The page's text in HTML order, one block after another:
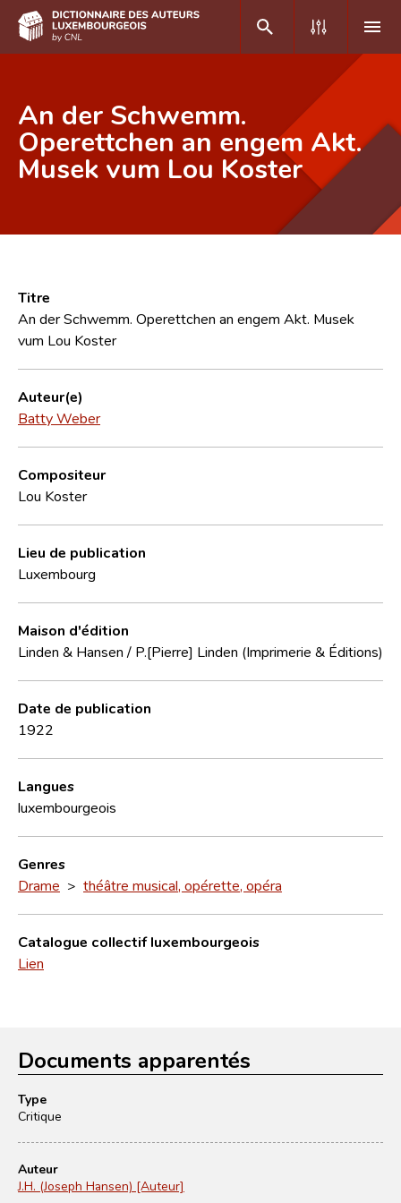
DE FR
Accueil
Recherche avancée
CNL
Équipe scientifique
An der Schwemm.
Operettchen an engem Akt.
Musek vum Lou Koster
Titre
An der Schwemm. Operettchen an engem Akt. Musek
vum Lou Koster
Auteur(e)
Batty Weber
Compositeur
Lou Koster
Lieu de publication
Luxembourg
Maison d'édition
Linden & Hansen / P.[Pierre] Linden (Imprimerie & Éditions)
Date de publication
1922
Langues
luxembourgeois
Genres
Drame > théâtre musical, opérette, opéra
Catalogue collectif luxembourgeois
Lien
Documents apparentés
Type
Critique
Auteur
J.H. (Joseph Hansen) [Auteur]